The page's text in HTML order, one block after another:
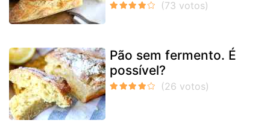
Pão sem fermento. É
possível?